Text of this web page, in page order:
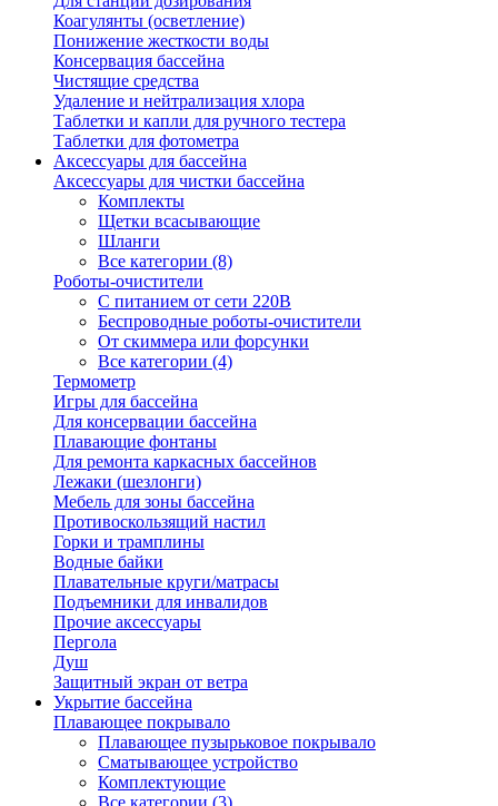
Коагулянты (осветление)
Понижение жесткости воды
Консервация бассейна
Чистящие средства
Удаление и нейтрализация хлора
Таблетки и капли для ручного тестера
Таблетки для фотометра
Аксессуары для бассейна
Аксессуары для чистки бассейна
Комплекты
Щетки всасывающие
Шланги
Все категории (8)
Роботы-очистители
С питанием от сети 220В
Беспроводные роботы-очистители
От скиммера или форсунки
Все категории (4)
Термометр
Игры для бассейна
Для консервации бассейна
Плавающие фонтаны
Для ремонта каркасных бассейнов
Лежаки (шезлонги)
Мебель для зоны бассейна
Противоскользящий настил
Горки и трамплины
Водные байки
Плавательные круги/матрасы
Подъемники для инвалидов
Прочие аксессуары
Пергола
Душ
Защитный экран от ветра
Укрытие бассейна
Плавающее покрывало
Плавающее пузырьковое покрывало
Сматывающее устройство
Комплектующие
Все категории (3)